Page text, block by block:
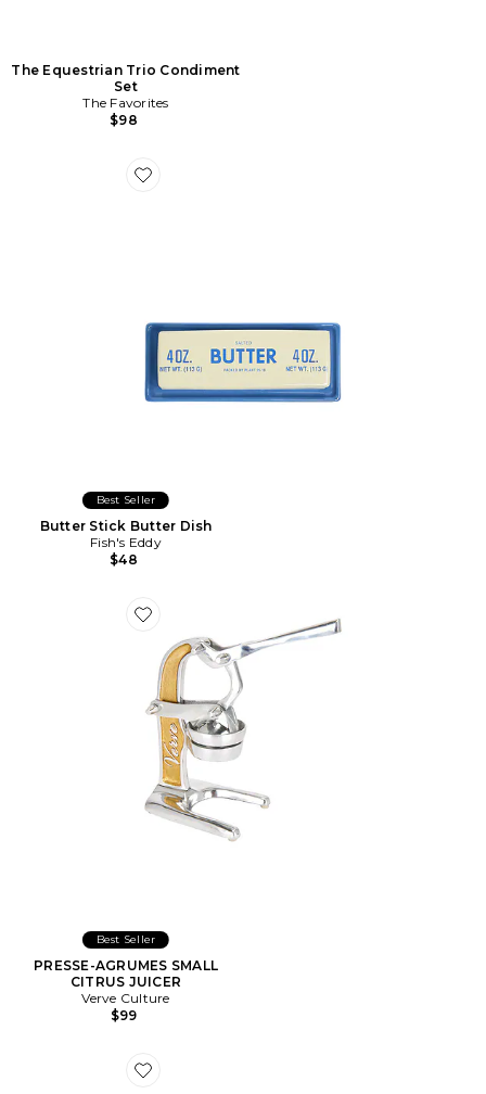
The Equestrian Trio Condiment
Set
The Favorites
$98
Favorite Butter Stick Butter Dish
Best Seller
Butter Stick Butter Dish
Fish's Eddy
$48
Favorite PRESSE-AGRUMES SMALL CITRUS JUICER
Best Seller
PRESSE-AGRUMES SMALL
CITRUS JUICER
Verve Culture
$99
Favorite LOT DE CONSERVATION ALIMENTAIRE EN